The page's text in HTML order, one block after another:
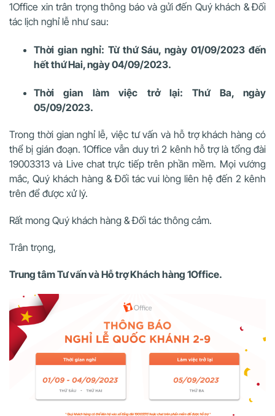
1Office xin trân trọng thông báo và gửi đến Quý khách & Đối
tác lịch nghỉ lễ như sau:
Thời gian nghỉ: Từ thứ Sáu, ngày 01/09/2023 đến
hết thứ Hai, ngày 04/09/2023.
Thời gian làm việc trở lại: Thứ Ba, ngày
05/09/2023.
Trong thời gian nghỉ lễ, việc tư vấn và hỗ trợ khách hàng có
thể bị gián đoạn. 1Office vẫn duy trì 2 kênh hỗ trợ là tổng đài
19003313 và Live chat trực tiếp trên phần mềm. Mọi vướng
mắc, Quý khách hàng & Đối tác vui lòng liên hệ đến 2 kênh
trên để được xử lý.
Rất mong Quý khách hàng & Đối tác thông cảm.
Trân trọng,
Trung tâm Tư vấn và Hỗ trợ Khách hàng 1Office.